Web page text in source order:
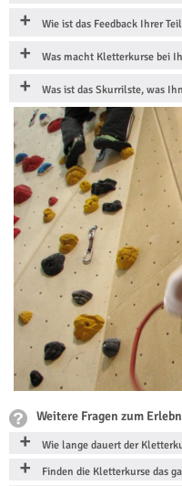
Wie ist das Feedback Ihrer
Was macht Kletterkurse bei
Was ist das Skurrilste, was
Weitere Fragen zum
Wie lange dauert der
Finden die Kletterkurse das